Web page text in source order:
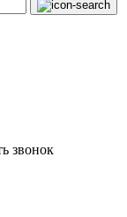
звонок